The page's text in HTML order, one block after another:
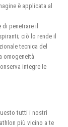
è applicata al
penetrare il
ciò lo rende il
tecnica del
omogeneità
integre le
tutti i nostri
più vicino a te